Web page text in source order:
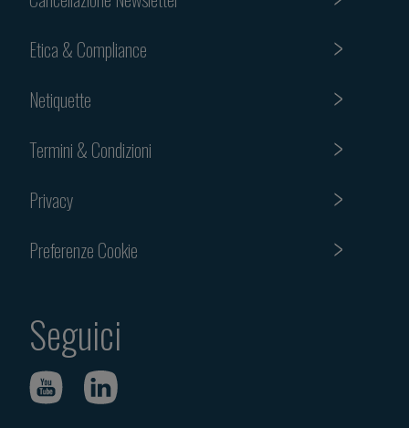
Etica & Compliance
Netiquette
Termini & Condizioni
Privacy
Preferenze Cookie
Seguici